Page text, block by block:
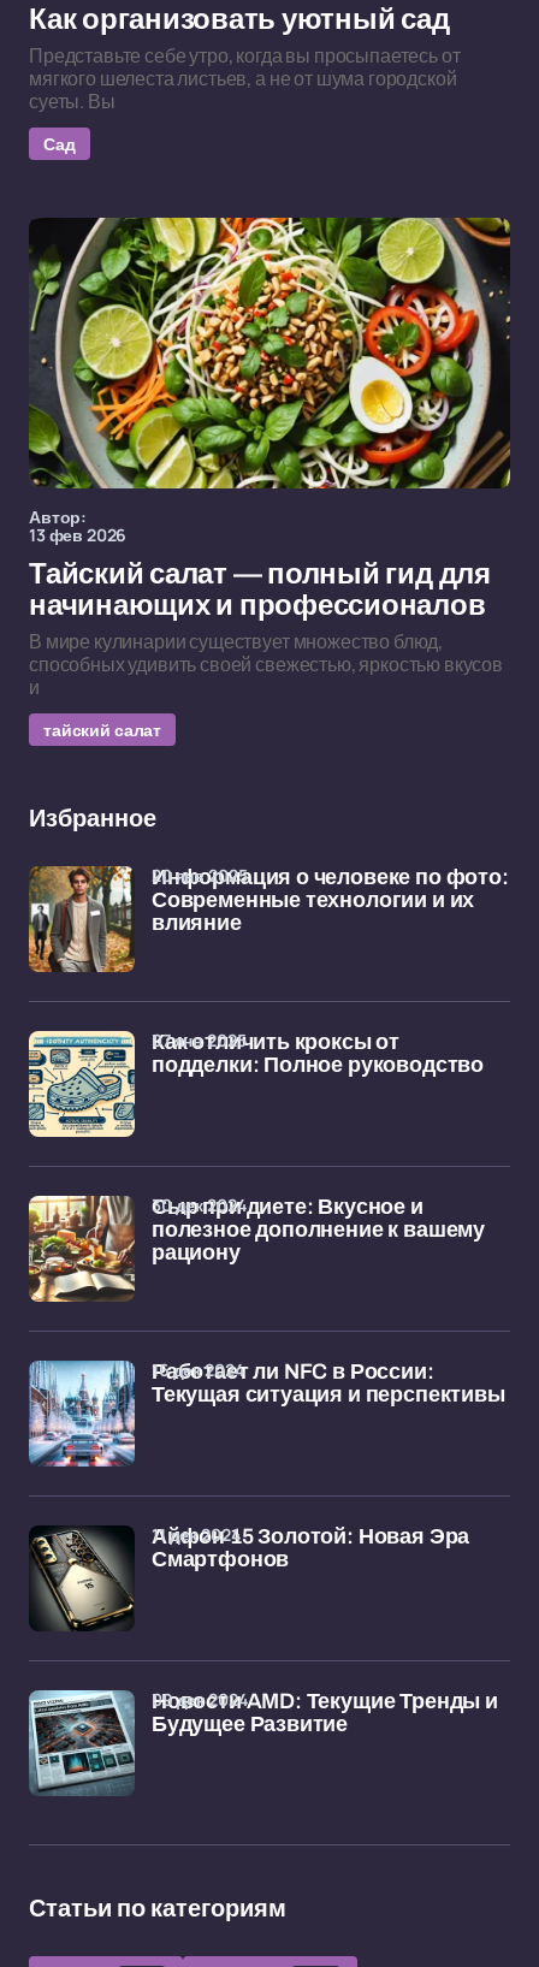
Как организовать уютный сад
Представьте себе утро, когда вы просыпаетесь от
мягкого шелеста листьев, а не от шума городской
суеты. Вы
Сад
Автор:
13 фев 2026
Тайский салат — полный гид для
начинающих и профессионалов
В мире кулинарии существует множество блюд,
способных удивить своей свежестью, яркостью вкусов
и
тайский салат
Избранное
Информация о человеке по фото:
Современные технологии и их
влияние
20 янв 2025
Как отличить кроксы от
подделки: Полное руководство
07 янв 2025
Сыр при диете: Вкусное и
полезное дополнение к вашему
рациону
30 дек 2024
Работает ли NFC в России:
Текущая ситуация и перспективы
16 дек 2024
Айфон 15 Золотой: Новая Эра
Смартфонов
11 дек 2024
Новости AMD: Текущие Тренды и
Будущее Развитие
09 дек 2024
Статьи по категориям